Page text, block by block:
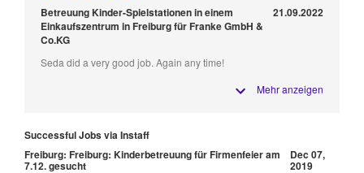
Betreuung Kinder-Spielstationen in einem
Einkaufszentrum in Freiburg für Franke GmbH &
Co.KG
21.09.2022
Seda did a very good job. Again any time!
Mehr anzeigen
Successful Jobs via Instaff
Freiburg: Freiburg: Kinderbetreuung für Firmenfeier am
7.12. gesucht
Dec 07,
2019